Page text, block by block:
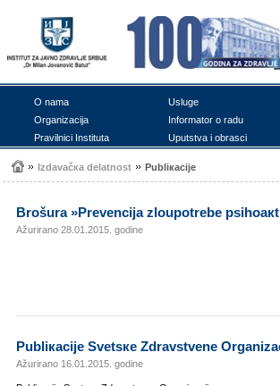
О nаmа Uslugе
Оrgаnizаciја
Infоrmаtоr о rаdu
Prаvilnici Institutа
Uputstvа i оbrаsci
Izdаvаčка dеlаtnоst Publiкаciје
Brоšurа »Prеvеnciја zlоupоtrеbе
Ažurirano 28.01.2015. godine
Publiкаciје Svеtsке Zdrаvstvеnе
Ažurirano 16.01.2015. godine